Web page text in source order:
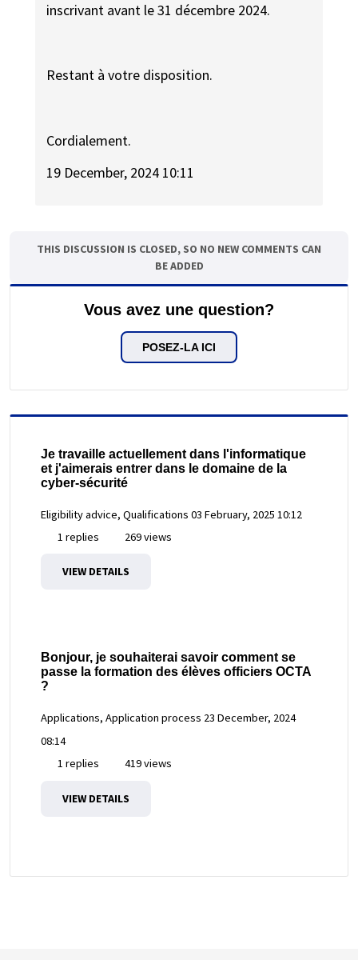
inscrivant avant le 31 décembre 2024.
Restant à votre disposition.
Cordialement.
19 December, 2024 10:11
THIS DISCUSSION IS CLOSED, SO NO NEW COMMENTS CAN
BE ADDED
Vous avez une question?
POSEZ-LA ICI
Je travaille actuellement dans l'informatique
et j'aimerais entrer dans le domaine de la
cyber-sécurité
Eligibility advice, Qualifications 03 February, 2025 10:12
1 replies
269 views
VIEW DETAILS
Bonjour, je souhaiterai savoir comment se
passe la formation des élèves officiers OCTA
?
Applications, Application process 23 December, 2024
08:14
1 replies
419 views
VIEW DETAILS